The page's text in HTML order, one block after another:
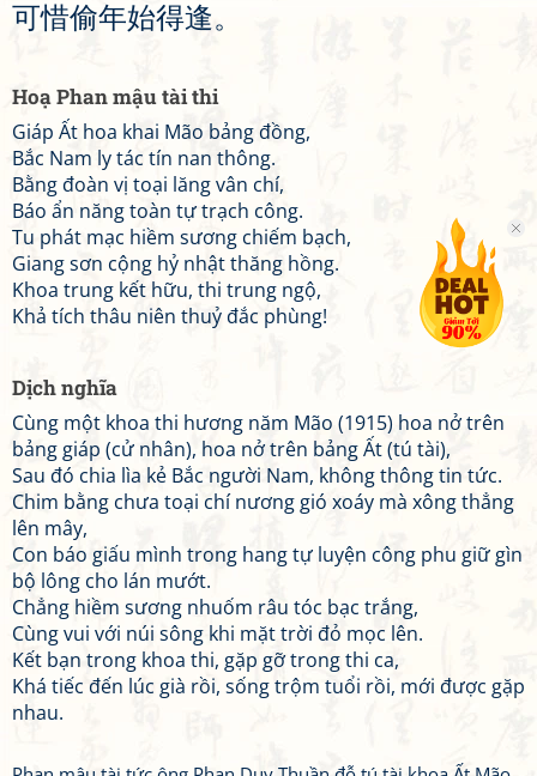
可惜偷年始得逢。
Hoạ Phan mậu tài thi
Giáp Ất hoa khai Mão bảng đồng,
Bắc Nam ly tác tín nan thông.
Bằng đoàn vị toại lăng vân chí,
Báo ẩn năng toàn tự trạch công.
Tu phát mạc hiềm sương chiếm bạch,
Giang sơn cộng hỷ nhật thăng hồng.
Khoa trung kết hữu, thi trung ngộ,
Khả tích thâu niên thuỷ đắc phùng!
Dịch nghĩa
Cùng một khoa thi hương năm Mão (1915) hoa nở trên
bảng giáp (cử nhân), hoa nở trên bảng Ất (tú tài),
Sau đó chia lìa kẻ Bắc người Nam, không thông tin tức.
Chim bằng chưa toại chí nương gió xoáy mà xông thẳng
lên mây,
Con báo giấu mình trong hang tự luyện công phu giữ gìn
bộ lông cho lán mướt.
Chẳng hiềm sương nhuốm râu tóc bạc trắng,
Cùng vui với núi sông khi mặt trời đỏ mọc lên.
Kết bạn trong khoa thi, gặp gỡ trong thi ca,
Khá tiếc đến lúc già rồi, sống trộm tuổi rồi, mới được gặp
nhau.